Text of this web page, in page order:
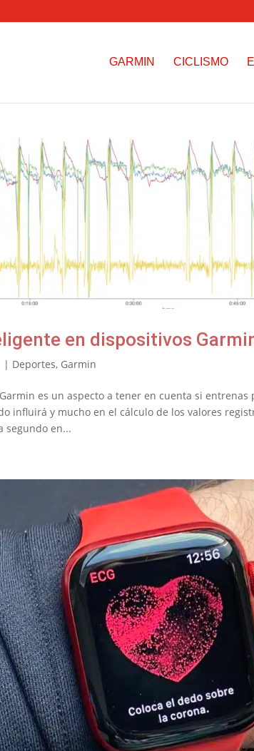
GARMIN CICLISMO
en dispositivos
| Deportes, Garmin
es un aspecto a tener en cuenta si
influirá y mucho en el cálculo de los valores
segundo en...